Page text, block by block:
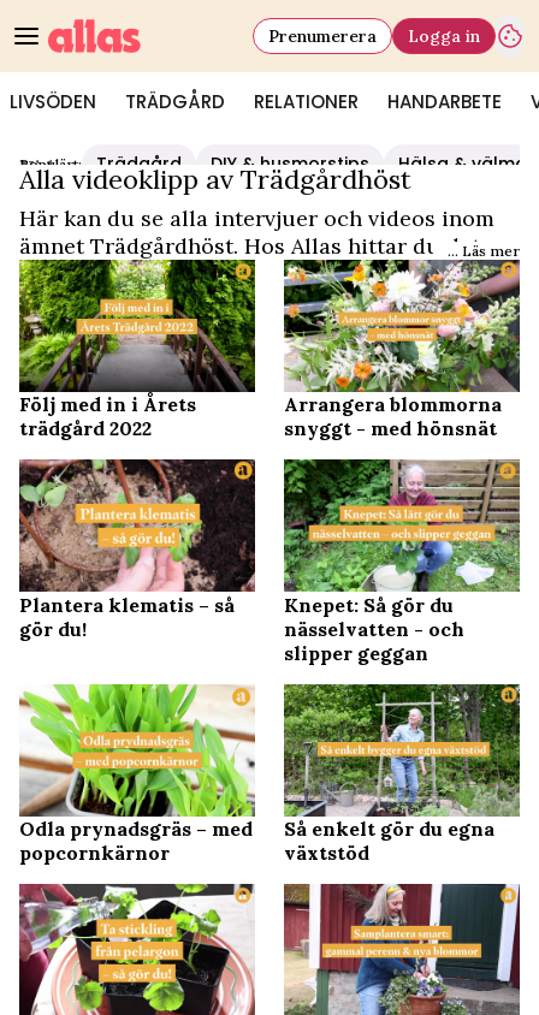
LIVSÖDEN TRÄDGÅRD RELATIONER HANDARBETE
Prenumerera Logga in
Populärt: Trädgård DIY & husmorstips Hälsa &
Video Start/Trädgårdhöst
Alla videoklipp av Trädgårdhöst
Här kan du se alla intervjuer och videos inom
ämnet Trädgårdhöst. Hos Allas hittar du det
och mycket mer.
... Läs mer
Följ med in i Årets
trädgård 2022
Arrangera blommorna
snyggt - med hönsnät
Plantera klematis – så
gör du!
Knepet: Så gör du
nässelvatten - och
slipper geggan
Odla prynadsgräs – med
popcornkärnor
Så enkelt gör du egna
växtstöd